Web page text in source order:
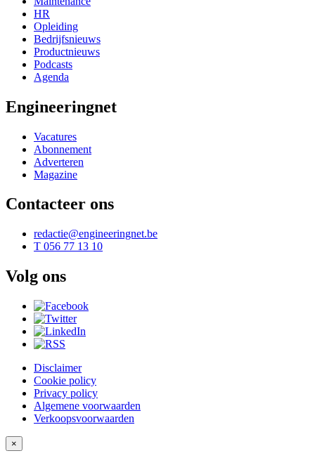
HR
Opleiding
Bedrijfsnieuws
Productnieuws
Podcasts
Agenda
Engineeringnet
Vacatures
Abonnement
Adverteren
Magazine
Contacteer ons
redactie@engineeringnet.be
T 056 77 13 10
Volg ons
Disclaimer
Cookie policy
Privacy policy
Algemene voorwaarden
Verkoopsvoorwaarden
×